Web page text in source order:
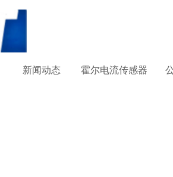
新闻动态 霍尔电流传感器